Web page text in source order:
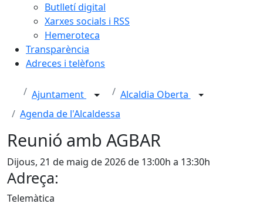
Butlletí digital
Xarxes socials i RSS
Hemeroteca
Transparència
Adreces i telèfons
Ajuntament
Alcaldia Oberta
Agenda de l'Alcaldessa
Reunió amb AGBAR
Dijous, 21 de maig de 2026 de 13:00h a 13:30h
Adreça:
Telemàtica